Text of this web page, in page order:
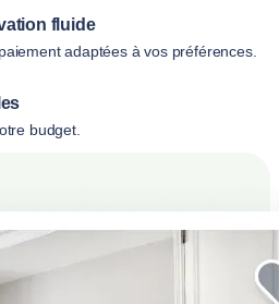
fluide
adaptées à vos préférences.
budget.